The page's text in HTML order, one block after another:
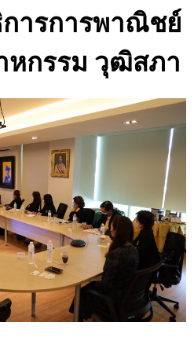
ารการพาณิชย์
หกรรม วุฒิสภา